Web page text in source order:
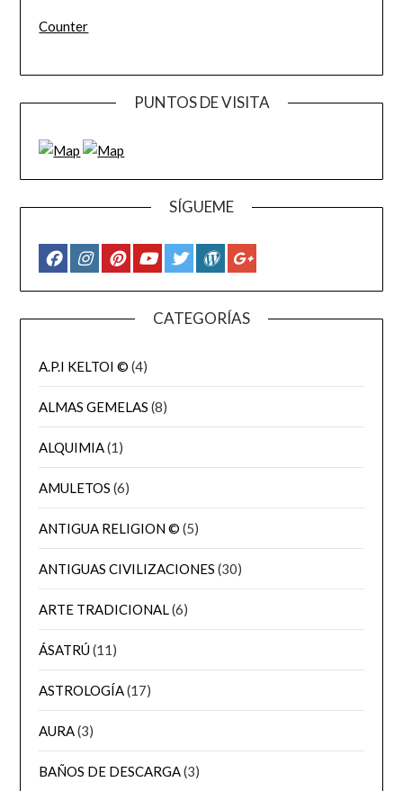
Counter
PUNTOS DE VISITA
SÍGUEME
CATEGORÍAS
A.P.I KELTOI © (4)
ALMAS GEMELAS (8)
ALQUIMIA(1)
AMULETOS (6)
ANTIGUA RELIGION © (5)
ANTIGUAS CIVILIZACIONES (30)
ARTE TRADICIONAL(6)
ÁSATRÚ(11)
ASTROLOGÍA(17)
AURA(3)
BAÑOS DE DESCARGA(3)